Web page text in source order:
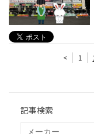
< 1
記事検索